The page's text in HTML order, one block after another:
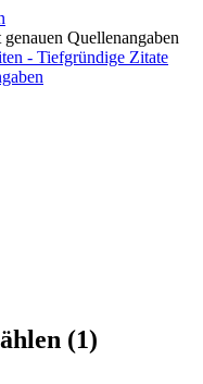
Quellenangaben
(1)